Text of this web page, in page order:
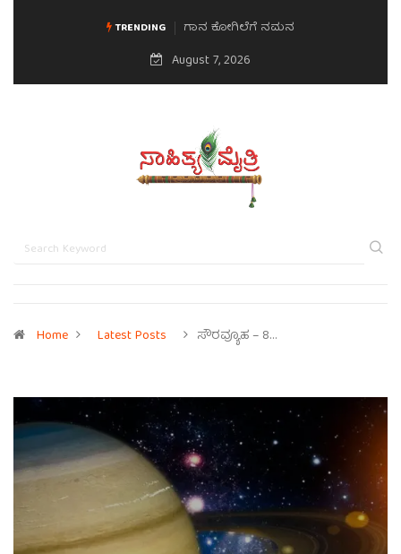
TRENDING ಮನಸಿನ ಸವಿಭಾವ
August 7, 2026
Home Latest Posts ಸೌರವ್ಯೂಹ – 8…